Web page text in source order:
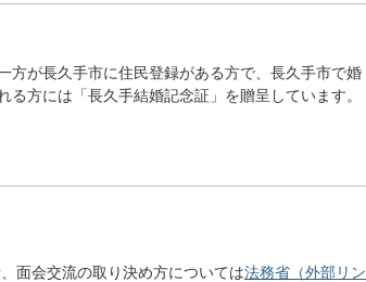
方が長久手市に住民登録がある方で、長久手市で婚
る方には「長久手結婚記念証」を贈呈しています。
面会交流の取り決め方については法務省（外部リン